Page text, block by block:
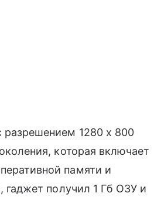
1280 x 800
которая включает
памяти и
гаджет получил 1 Гб ОЗУ и